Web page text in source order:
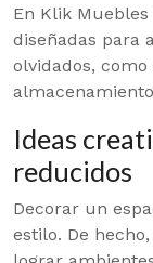
En Klik
diseñadas para
olvidados,
Ideas
reducidos
Decorar un
estilo. De